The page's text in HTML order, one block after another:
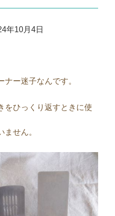
年10月4日
ー
ー迷子なんです。
をひっくり返すときに使
ません。